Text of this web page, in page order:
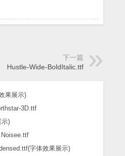
下一篇
Hustle-Wide-BoldItalic.ttf
3D.ttf
Noisee.ttf